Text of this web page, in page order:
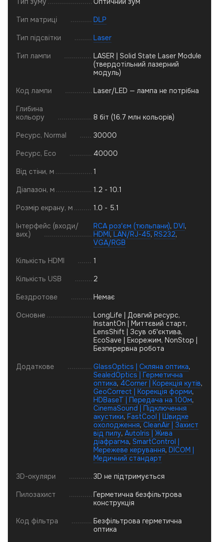
Тип матриці DLP
Тип підсвітки Laser
Тип лампи
LASER | Solid State Laser Module
(твердотільний лазерний
модуль)
Код лампи Laser/LED — лампа не потрібна
Глибина
кольору
8 біт (16.7 млн кольорів)
Ресурс, Normal 30000
Ресурс, Eco 40000
Від стіни, м 1
Діапазон, м 1.2 - 10.1
Розмір екрану, м 1.0 - 5.1
Інтерфейс (входи/
вих.)
RCA роз'єм (тюльпани), DVI,
HDMI, LAN/RJ-45, RS232,
VGA/RGB
Кількість HDMI 1
Кількість USB 2
Бездротове Немає
Основне
LongLife | Довгий ресурс,
InstantOn | Миттєвий старт,
LensShift | Зсув об'єктива,
EcoSave | Екорежим, NonStop |
Безперервна робота
Додаткове GlassOptics | Скляна оптика,
SealedOptics | Герметична
оптика, 4Corner | Корекція кутів,
GeoCorrect | Корекція форми,
HDBaseT | Передача на 100м,
CinemaSound | Підключення
акустики, FastCool | Швидке
охолодження, CleanAir | Захист
від пилу, AutoIris | Жива
діафрагма, SmartControl |
Мережеве керування, DICOM |
Медичний стандарт
3D-окуляри 3D не підтримується
Пилозахист
Герметична безфільтрова
конструкція
Код фільтра
Безфільтрова герметична
оптика